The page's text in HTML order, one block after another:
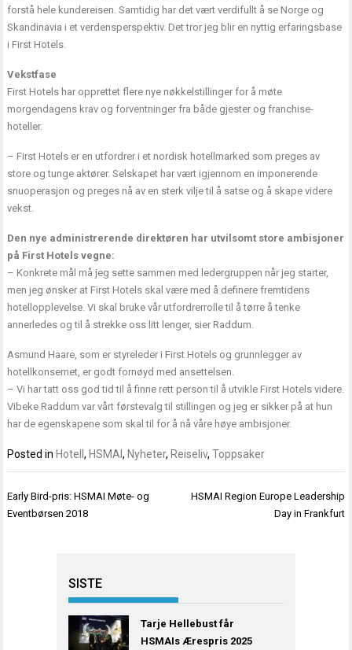
forstå hele kundereisen. Samtidig har det vært verdifullt å se Norge og
Skandinavia i et verdensperspektiv. Det tror jeg blir en nyttig erfaringsbase
i First Hotels.
Vekstfase
First Hotels har opprettet flere nye nøkkelstillinger for å møte
morgendagens krav og forventninger fra både gjester og franchise-
hoteller.
– First Hotels er en utfordrer i et nordisk hotellmarked som preges av
store og tunge aktører. Selskapet har vært igjennom en imponerende
snuoperasjon og preges nå av en sterk vilje til å satse og å skape videre
vekst.
Den nye administrerende direktøren har utvilsomt store ambisjoner
på First Hotels vegne:
– Konkrete mål må jeg sette sammen med ledergruppen når jeg starter,
men jeg ønsker at First Hotels skal være med å definere fremtidens
hotellopplevelse. Vi skal bruke vår utfordrerrolle til å tørre å tenke
annerledes og til å strekke oss litt lenger, sier Raddum.
Asmund Haare, som er styreleder i First Hotels og grunnlegger av
hotellkonsernet, er godt fornøyd med ansettelsen.
– Vi har tatt oss god tid til å finne rett person til å utvikle First Hotels videre.
Vibeke Raddum var vårt førstevalg til stillingen og jeg er sikker på at hun
har de egenskapene som skal til for å nå våre høye ambisjoner.
Posted in Hotell, HSMAI, Nyheter, Reiseliv,Toppsaker
Innleggsnavigasjon
Early Bird-pris: HSMAI Møte- og
Eventbørsen 2018
HSMAI Region Europe Leadership
Day in Frankfurt
SISTE
Tarje Hellebust får
HSMAIs Ærespris 2025